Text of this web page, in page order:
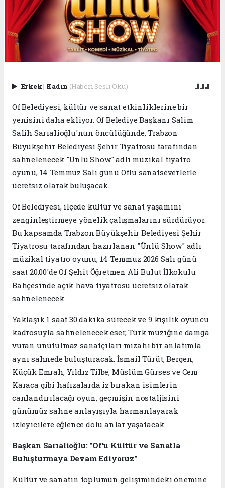
Erkek| Kadın (Haberi Sesli Oku)
Of Belediyesi, kültür ve sanat etkinliklerine bir
yenisini daha ekliyor. Of Belediye Başkanı Salim
Salih Sarıalioğlu'nun öncülüğünde, Trabzon
Büyükşehir Belediyesi Şehir Tiyatrosu tarafından
sahnelenecek "Ünlü Show" adlı müzikal tiyatro
oyunu, 14 Temmuz Salı günü Oflu sanatseverlerle
ücretsiz olarak buluşacak.
Of Belediyesi, ilçede kültür ve sanat yaşamını
zenginleştirmeye yönelik çalışmalarını sürdürüyor.
Bu kapsamda Trabzon Büyükşehir Belediyesi Şehir
Tiyatrosu tarafından hazırlanan "Ünlü Show" adlı
müzikal tiyatro oyunu, 14 Temmuz 2026 Salı günü
saat 20.00'de Of Şehit Öğretmen Ali Bulut İlkokulu
Bahçesinde açık hava tiyatrosu ücretsiz olarak
sahnelenecek.
Yaklaşık 1 saat 30 dakika sürecek ve 9 kişilik oyuncu
kadrosuyla sahnelenecek eser, Türk müziğine damga
vuran unutulmaz sanatçıları mizahi bir anlatımla
aynı sahnede buluşturacak. İsmail Türüt, Bergen,
Küçük Emrah, Yıldız Tilbe, Müslüm Gürses ve Cem
Karaca gibi hafızalarda iz bırakan isimlerin
canlandırılacağı oyun, geçmişin nostaljisini
günümüz sahne anlayışıyla harmanlayarak
izleyicilere eğlence dolu anlar yaşatacak.
Başkan Sarıalioğlu: "Of'u Kültür ve Sanatla
Buluşturmaya Devam Ediyoruz"
Kültür ve sanatın toplumun gelişimindeki önemine